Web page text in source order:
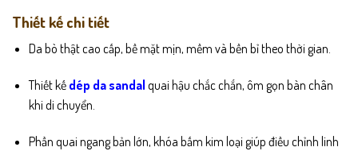
Thiết kế chi tiết
Da bò thật cao cấp, bề mặt mịn, mềm và bền bỉ theo thời gian.
Thiết kế dép da sandal quai hậu chắc chắn, ôm gọn bàn chân
khi di chuyển.
Phần quai ngang bản lớn, khóa bấm kim loại giúp điều chỉnh linh